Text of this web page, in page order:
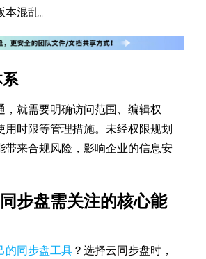
混乱。
系
，就需要明确访问范围、编辑权
用时限等管理措施。未经权限规划
带来合规风险，影响企业的信息安
步盘需关注的核心能
的同步盘工具 ？选择云同步盘时，